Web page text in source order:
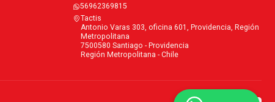
56962369815
Tactis
Antonio Varas 303, oficina 601, Providencia, Región
Metropolitana
7500580 Santiago - Providencia
Región Metropolitana - Chile